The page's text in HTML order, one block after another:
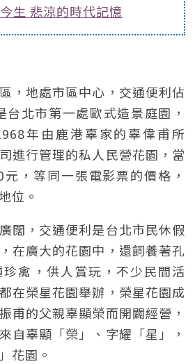
生 悲涼的時代記憶
，地處市區中心，交通便利佔
北市第一處歐式造景庭園，
年由鹿港辜家的辜偉甫所
進行管理的私人民營花園，當
，等同一張電影票的價格，
位。
闊，交通便利是台北市民休假
在廣大的花園中，還飼養著孔
禽，供人賞玩，不少民間活
在榮星花園舉辦，榮星花園成
甫的父親辜顯榮而開闢經營，
自辜顯「榮」、字耀「星」，
花園。